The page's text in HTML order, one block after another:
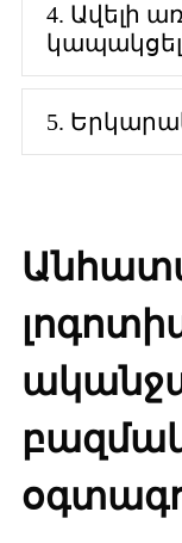
4. Ավելի
5.